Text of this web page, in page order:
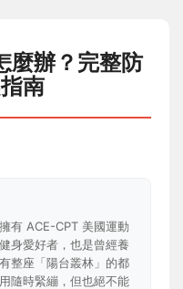
麼辦？完整防
南
有 ACE-CPT 美國運動
身愛好者，也是曾經養
整座「陽台叢林」的都
隨時緊繃，但也絕不能